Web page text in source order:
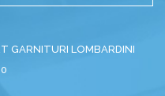
GARNITURI LOMBARDINI